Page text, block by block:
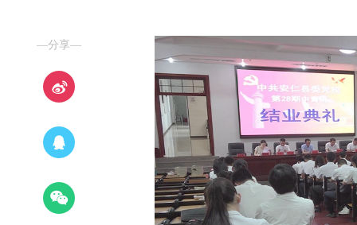
—分享—